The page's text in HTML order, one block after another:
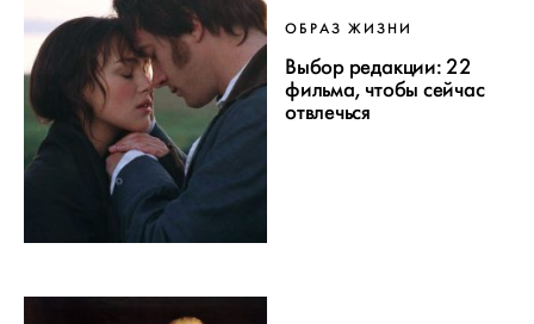
ОБРАЗ ЖИЗНИ
Выбор редакции: 22
фильма, чтобы сейчас
отвлечься